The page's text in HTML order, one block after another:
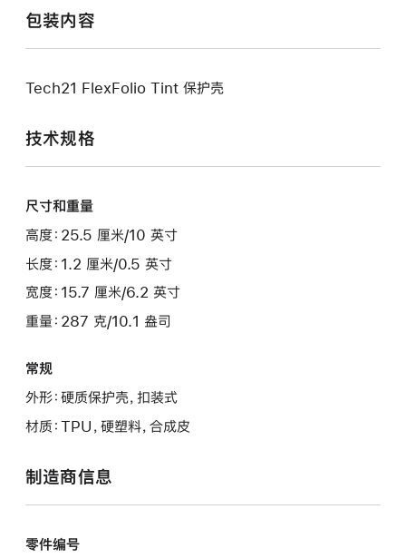
包装内容
Tech21 FlexFolio Tint 保护壳
技术规格
尺寸和重量
高度：25.5 厘米/10 英寸
长度：1.2 厘米/0.5 英寸
宽度：15.7 厘米/6.2 英寸
重量：287 克/10.1 盎司
常规
外形：硬质保护壳，扣装式
材质：TPU，硬塑料，合成皮
制造商信息
零件编号